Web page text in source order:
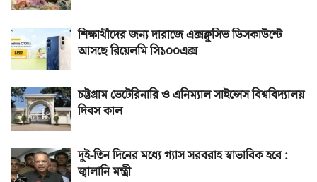
শিক্ষার্থীদের জন্য দারাজে এক্সক্লুসিভ ডিসকাউন্টে
আসছে রিয়েলমি সি১০০এক্স
চট্টগ্রাম ভেটেরিনারি ও এনিম্যাল সাইন্সেস বিশ্ববিদ্যালয়
দিবস কাল
দুই-তিন দিনের মধ্যে গ্যাস সরবরাহ স্বাভাবিক হবে :
জ্বালানি মন্ত্রী